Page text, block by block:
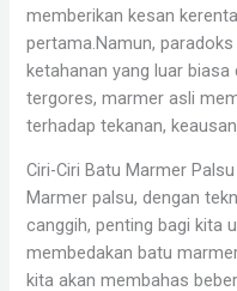
memberikan kesan
pertama.Namun,
ketahanan yang luar
tergores, marmer asli
terhadap tekanan,
Ciri-Ciri Batu Marmer Palsu
Marmer palsu, dengan
canggih, penting bagi kita
membedakan batu
kita akan membahas